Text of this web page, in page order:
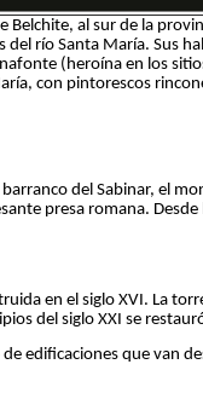
al sur de la
río Santa María. Sus
(heroína en los
con pintorescos
del Sabinar, el
presa romana.
en el siglo XVI. La
del siglo XXI se
edificaciones que van